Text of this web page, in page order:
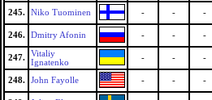
245. Niko Tuominen - - -
246. Dmitry Afonin - - -
247.
Vitaliy
Ignatenko
- - -
248. John Fayolle - - -